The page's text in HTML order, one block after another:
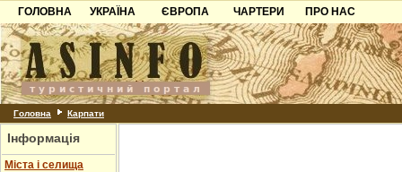
ГОЛОВНА
УКРАЇНА
Карпати
Азов
Причорноморря
Шацьк
ЄВРОПА
Чорногорія
Хорватія
Болгарія
ЧАРТЕРИ
ПРО НАС
Контакти
Партнерам
Додати готель
Головна Карпати
Інформація
Міста і селища